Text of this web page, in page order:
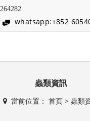
whatsapp:+852
蟲類資訊
當前位置： 首页> 蟲類